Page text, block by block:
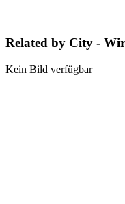
Related by City -
Kein Bild verfügbar